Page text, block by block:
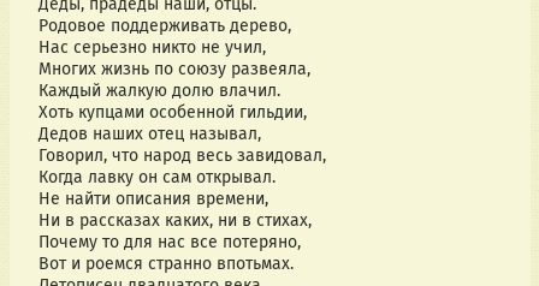
Деды, прадеды наши, отцы.
Родовое поддерживать дерево,
Нас серьезно никто не учил,
Многих жизнь по союзу развеяла,
Каждый жалкую долю влачил.
Хоть купцами особенной гильдии,
Дедов наших отец называл,
Говорил, что народ весь завидовал,
Когда лавку он сам открывал.
Не найти описания времени,
Ни в рассказах каких, ни в стихах,
Почему то для нас все потеряно,
Вот и роемся странно впотьмах.